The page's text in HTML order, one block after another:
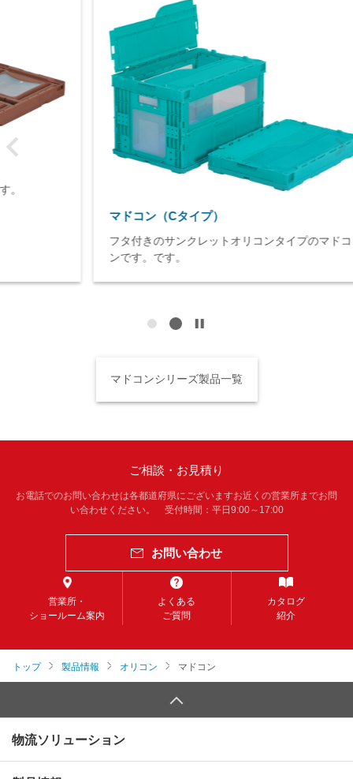
マドコン（Cタイプ）
フタ付きのサンクレットオリコンタイプのマドコ
ンです。です。
マドコンシリーズ製品一覧
ご相談・お見積り
お電話でのお問い合わせは各都道府県にございますお近くの営業所までお問
い合わせください。 受付時間：平日9:00～17:00
お問い合わせ
営業所・
ショールーム案内
よくある
ご質問
カタログ
紹介
トップ 製品情報 オリコン マドコン
物流ソリューション